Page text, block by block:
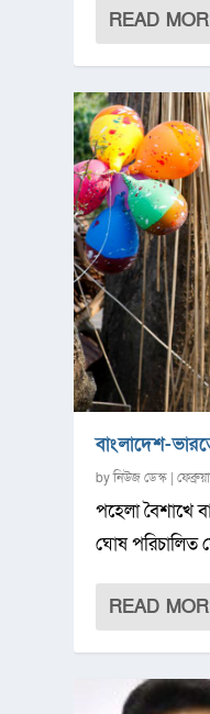
READ
বাংলাদেশ-
byনিউজ ডেস্ক |
পহেলা বৈশাখে
ঘোষ পরিচালিত
READ